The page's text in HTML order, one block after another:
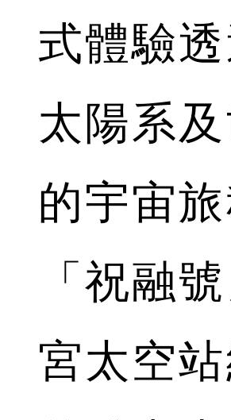
式體驗
太陽系
的宇宙
「祝融
宮太空